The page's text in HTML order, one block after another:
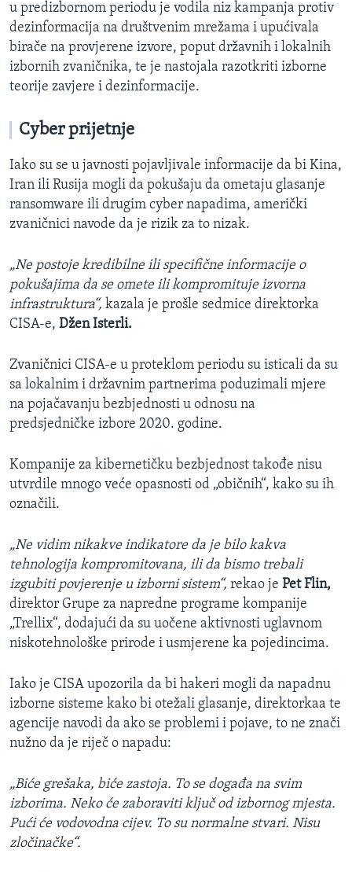
u predizbornom periodu je vodila niz kampanja protiv
dezinformacija na društvenim mrežama i upućivala
birače na provjerene izvore, poput državnih i lokalnih
izbornih zvaničnika, te je nastojala razotkriti izborne
teorije zavjere i dezinformacije.
Cyber prijetnje
Iako su se u javnosti pojavljivale informacije da bi Kina,
Iran ili Rusija mogli da pokušaju da ometaju glasanje
ransomware ili drugim cyber napadima, američki
zvaničnici navode da je rizik za to nizak.
„Ne postoje kredibilne ili specifične informacije o
pokušajima da se omete ili kompromituje izvorna
infrastruktura“, kazala je prošle sedmice direktorka
CISA-e, Džen Isterli.
Zvaničnici CISA-e u proteklom periodu su isticali da su
sa lokalnim i državnim partnerima poduzimali mjere
na pojačavanju bezbjednosti u odnosu na
predsjedničke izbore 2020. godine.
Kompanije za kibernetičku bezbjednost takođe nisu
utvrdile mnogo veće opasnosti od „običnih“, kako su ih
označili.
„Ne vidim nikakve indikatore da je bilo kakva
tehnologija kompromitovana, ili da bismo trebali
izgubiti povjerenje u izborni sistem“, rekao je Pet Flin,
direktor Grupe za napredne programe kompanije
„Trellix“, dodajući da su uočene aktivnosti uglavnom
niskotehnološke prirode i usmjerene ka pojedincima.
Iako je CISA upozorila da bi hakeri mogli da napadnu
izborne sisteme kako bi otežali glasanje, direktorkaa te
agencije navodi da ako se problemi i pojave, to ne znači
nužno da je riječ o napadu:
„Biće grešaka, biće zastoja. To se događa na svim
izborima. Neko će zaboraviti ključ od izbornog mjesta.
Pući će vodovodna cijev. To su normalne stvari. Nisu
zločinačke“.